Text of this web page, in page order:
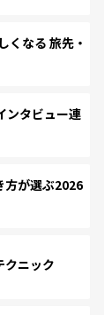
なる 旅先・
ンタビュー連
方が選ぶ2026
クニック